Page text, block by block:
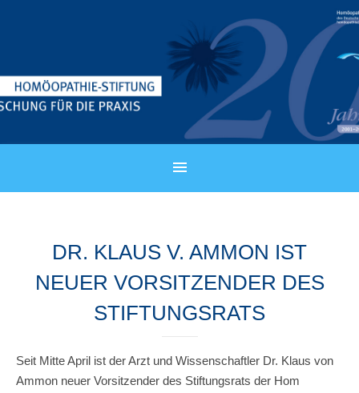
DR. KLAUS V. AMMON IST
NEUER VORSITZENDER DES
STIFTUNGSRATS
Seit Mitte April ist der Arzt und Wissenschaftler Dr. Klaus von
Ammon neuer Vorsitzender des Stiftungsrats der Hom